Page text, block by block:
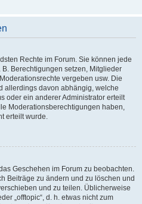
Rechte im Forum. Sie können jede
Berechtigungen setzen, Mitglieder
vergeben usw. Die
allerdings davon abhängig, welche
oder ein anderer Administrator erteilt
Moderationsberechtigungen haben,
erteilt wurde.
Geschehen im Forum zu beobachten.
Beiträge zu ändern und zu löschen und
und zu teilen. Üblicherweise
„offtopic“, d. h. etwas nicht zum